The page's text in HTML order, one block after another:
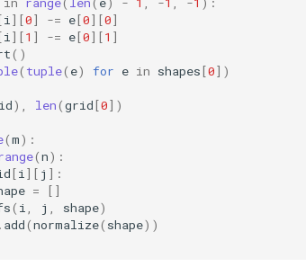
i][0] -= e[0][0]
i][1 ] -= e[0][1 ]
()
( tuple( e) for e in shapes[0])
), len(grid[0])
(m):
(n):
[i][ j ]:
=
[]
( i, j , shape)
. add(normalize( shape))